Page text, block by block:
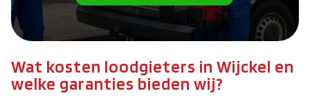
Wat kosten loodgieters in Wijckel en
welke garanties bieden wij?